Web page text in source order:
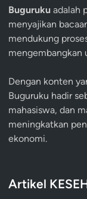
Buguruku adalah
menyajikan
mendukung
mengembangkan
Dengan konten
Buguruku hadir
mahasiswa, dan
meningkatkan
ekonomi.
Artikel